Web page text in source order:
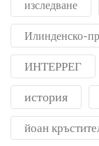
изследване
Илинденско-
ИНТЕРРЕГ
история
йоан